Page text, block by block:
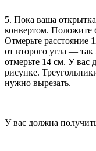
5. Пока ваша
конвертом. Положите
Отмерьте расстояние
от второго угла — так
отмерьте 14 см. У вас
рисунке.
нужно вырезать.
У вас должна